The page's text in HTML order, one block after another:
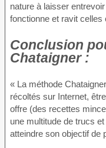
nature à laisser
fonctionne et ravit celles
Conclusion
Chataigner :
« La méthode
récoltés sur Internet,
offre (des recettes
une multitude de trucs
atteindre son objectif de